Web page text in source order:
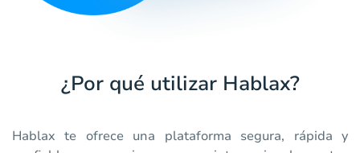
¿Por qué utilizar Hablax?
Hablax te ofrece una plataforma segura, rápida y